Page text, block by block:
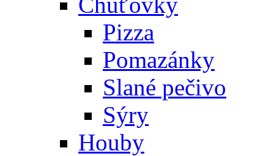
Pizza
Pomazánky
Slané pečivo
Sýry
Houby